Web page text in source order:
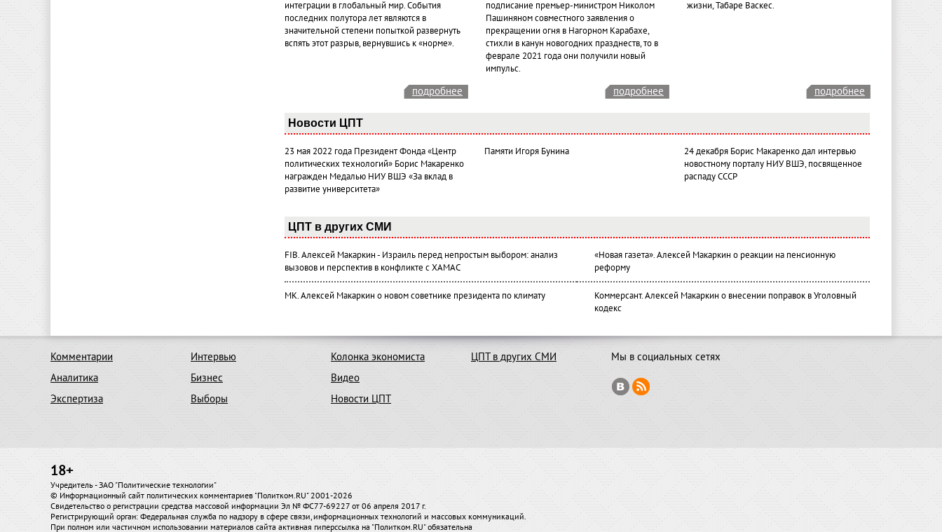
интеграции в глобальный мир. События
последних полутора лет являются в
значительной степени попыткой развернуть
вспять этот разрыв, вернувшись к «норме».
подписание премьер-министром Николом
Пашиняном совместного заявления о
прекращении огня в Нагорном Карабахе,
стихли в канун новогодних празднеств, то в
феврале 2021 года они получили новый
импульс.
жизни, Табаре Васкес.
подробнее подробнее подробнее
Новости ЦПТ
23 мая 2022 года Президент Фонда «Центр
политических технологий» Борис Макаренко
награжден Медалью НИУ ВШЭ «За вклад в
развитие университета»
Памяти Игоря Бунина
24 декабря Борис Макаренко дал интервью
новостному порталу НИУ ВШЭ, посвященное
распаду СССР
ЦПТ в других СМИ
FIB. Алексей Макаркин - Израиль перед непростым выбором: анализ
вызовов и перспектив в конфликте с ХАМАС
«Новая газета». Алексей Макаркин о реакции на пенсионную
реформу
МК. Алексей Макаркин о новом советнике президента по климату
Коммерсант. Алексей Макаркин о внесении поправок в Уголовный
кодекс
Комментарии
Аналитика
Экспертиза
Интервью
Бизнес
Выборы
Колонка экономиста
Видео
Новости ЦПТ
ЦПТ в других СМИ Мы в социальных сетях
18+
Учредитель - ЗАО "Политические технологии"
© Информационный сайт политических комментариев "Политком.RU" 2001-2026
Свидетельство о регистрации средства массовой информации Эл № ФС77-69227 от 06 апреля 2017 г.
Регистрирующий орган: Федеральная служба по надзору в сфере связи, информационных технологий и массовых коммуникаций.
При полном или частичном использовании материалов сайта активная гиперссылка на "Политком.RU" обязательна